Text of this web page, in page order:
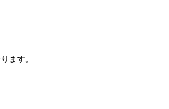
ます。